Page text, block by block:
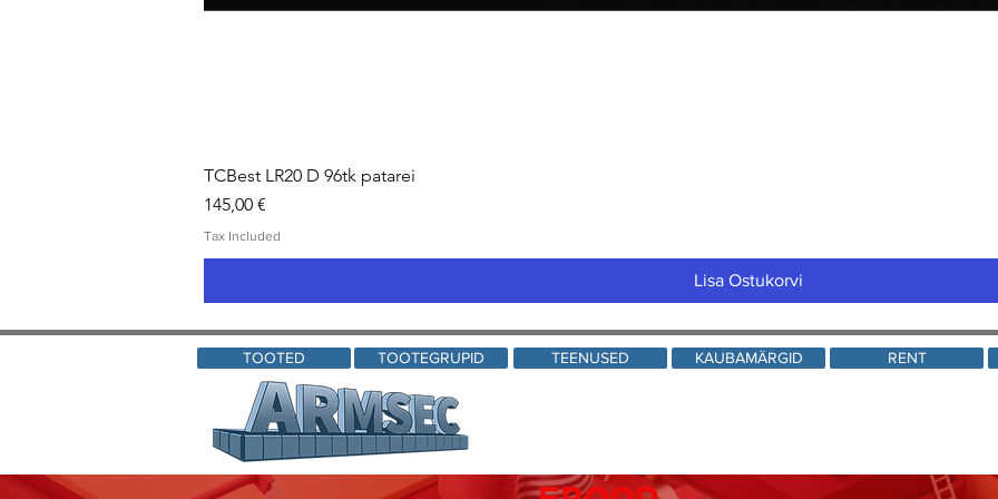
TCBest LR20 D 96tk patarei
Price
145,00 €
Tax Included
Lisa Ostukorvi
TOOTED TOOTEGRUPID TEENUSED KAUBAMÄRGID RENT